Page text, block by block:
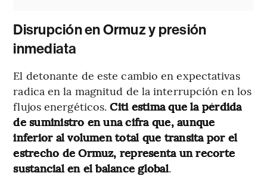
Disrupción en Ormuz y presión
inmediata
El detonante de este cambio en expectativas
radica en la magnitud de la interrupción en los
flujos energéticos.Citi estima que la pérdida
de suministro en una cifra que, aunque
inferior al volumen total que transita por el
estrecho de Ormuz, representa un recorte
sustancial en el balance global.